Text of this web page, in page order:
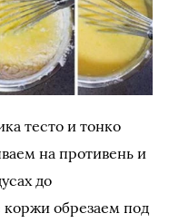
тесто и тонко
на противень и
до
коржи обрезаем под